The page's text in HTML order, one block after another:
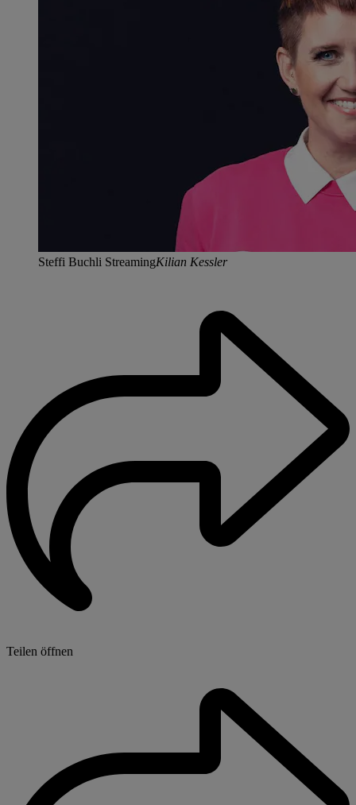
Steffi Buchli StreamingKilian Kessler
Teilen öffnen